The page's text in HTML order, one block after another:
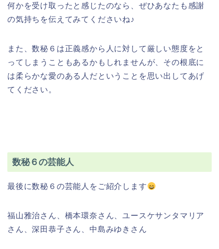
何かを受け取ったと感じたのなら、ぜひあなたも感謝
の気持ちを伝えてみてくださいね♪
また、数秘６は正義感から人に対して厳しい態度をと
ってしまうこともあるかもしれませんが、その根底に
は柔らかな愛のある人だということを思い出してあげ
てください。
数秘６の芸能人
最後に数秘６の芸能人をご紹介します
福山雅治さん、橋本環奈さん、ユースケサンタマリア
さん、深田恭子さん、中島みゆきさん